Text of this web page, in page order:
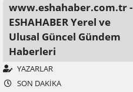
www.eshahaber.com.tr -
ESHAHABER Yerel ve
Ulusal Güncel Gündem
Haberleri
YAZARLAR
SON DAKIKA